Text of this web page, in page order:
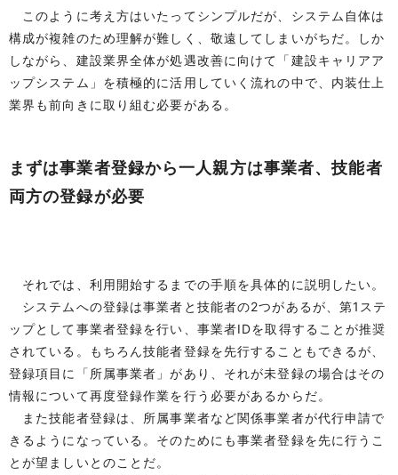
このように考え方はいたってシンプルだが、システム自体は
構成が複雑のため理解が難しく、敬遠してしまいがちだ。しか
しながら、建設業界全体が処遇改善に向けて「建設キャリアア
ップシステム」を積極的に活用していく流れの中で、内装仕上
業界も前向きに取り組む必要がある。
まずは事業者登録から一人親方は事業者、技能者
両方の登録が必要
それでは、利用開始するまでの手順を具体的に説明したい。
システムへの登録は事業者と技能者の2つがあるが、第1ステ
ップとして事業者登録を行い、事業者IDを取得することが推奨
されている。もちろん技能者登録を先行することもできるが、
登録項目に「所属事業者」があり、それが未登録の場合はその
情報について再度登録作業を行う必要があるからだ。
また技能者登録は、所属事業者など関係事業者が代行申請で
きるようになっている。そのためにも事業者登録を先に行うこ
とが望ましいとのことだ。